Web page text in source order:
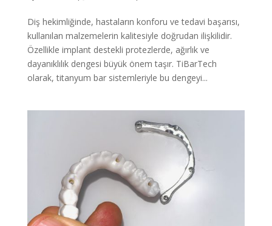
Diş hekimliğinde, hastaların konforu ve tedavi başarısı,
kullanılan malzemelerin kalitesiyle doğrudan ilişkilidir.
Özellikle implant destekli protezlerde, ağırlık ve
dayanıklılık dengesi büyük önem taşır. TiBarTech
olarak, titanyum bar sistemleriyle bu dengeyi...